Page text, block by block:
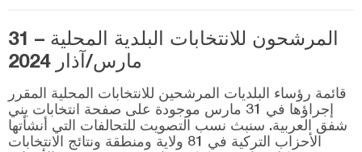
كوركان تيبيه
إيكيزجيه
كابادوز
كاباتشا
كورغان
المرشحون للانتخابات البلدية المحلية – 31
مارس/آذار 2024
قائمة رؤساء البلديات المرشحين للانتخابات المحلية المقرر
إجراؤها في 31 مارس موجودة على صفحة انتخابات يني
شفق العربية. سنبث نسب التصويت للتحالفات التي أنشأتها
الأحزاب التركية في 81 ولاية ومنطقة ونتائج الانتخابات